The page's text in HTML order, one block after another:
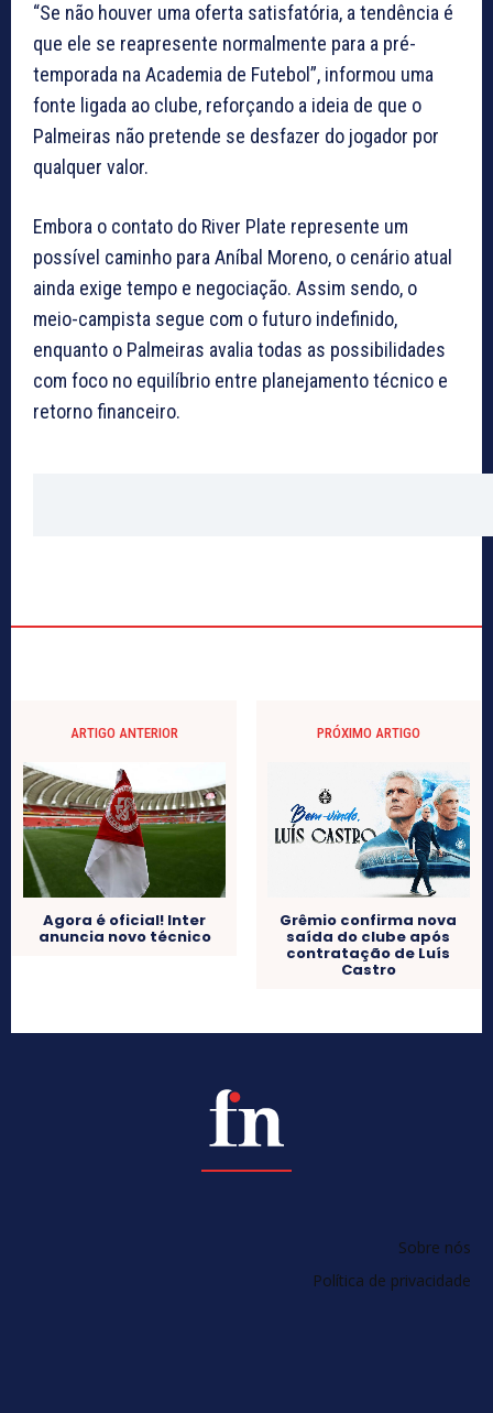
“Se não houver uma oferta satisfatória, a tendência é
que ele se reapresente normalmente para a pré-
temporada na Academia de Futebol”, informou uma
fonte ligada ao clube, reforçando a ideia de que o
Palmeiras não pretende se desfazer do jogador por
qualquer valor.
Embora o contato do River Plate represente um
possível caminho para Aníbal Moreno, o cenário atual
ainda exige tempo e negociação. Assim sendo, o
meio-campista segue com o futuro indefinido,
enquanto o Palmeiras avalia todas as possibilidades
com foco no equilíbrio entre planejamento técnico e
retorno financeiro.
ARTIGO ANTERIOR
Agora é oficial! Inter
anuncia novo técnico
PRÓXIMO ARTIGO
Grêmio confirma nova
saída do clube após
contratação de Luís
Castro
Sobre nós
Política de privacidade